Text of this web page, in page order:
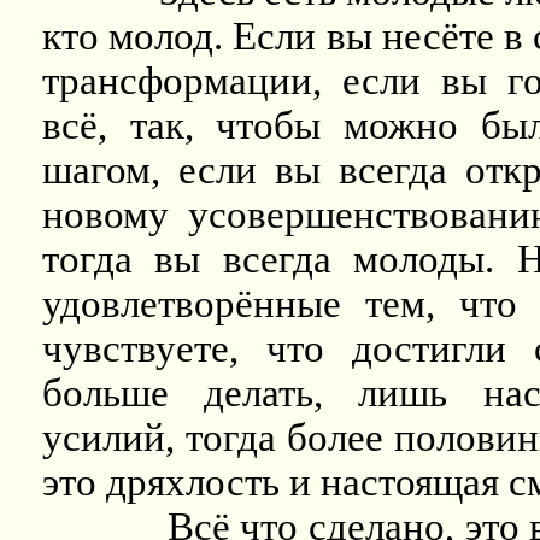
кто молод. Если вы несёте в
трансформации, если вы
всё, так, чтобы можно
шагом, если вы всегда
новому
тогда вы всегда молоды.
удовлетворённые тем,
чувствуете, что
больше делать, лишь
усилий, тогда более
это дряхлость и настоящая
Всё что сделано,